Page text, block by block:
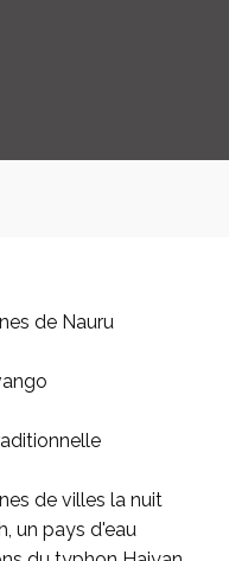
de Nauru
de villes la nuit
un pays d'eau